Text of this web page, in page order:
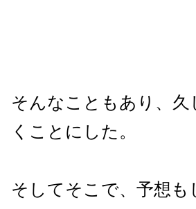
そんなこともあり、
くことにした。
そしてそこで、予想